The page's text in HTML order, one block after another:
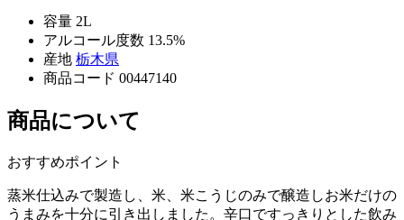
容量 2L
アルコール度数 13.5%
産地 栃木県
商品コード 00447140
商品について
おすすめポイント
蒸米仕込みで製造し、米、米こうじのみで醸造しお米だけの
うまみを十分に引き出しました。辛口ですっきりとした飲み